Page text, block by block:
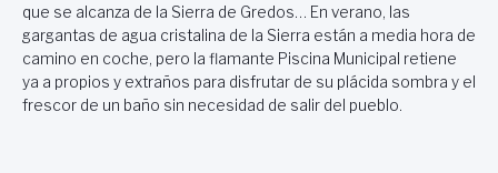
que se alcanza de la Sierra de Gredos… En verano, las
gargantas de agua cristalina de la Sierra están a media hora de
camino en coche, pero la flamante Piscina Municipal retiene
ya a propios y extraños para disfrutar de su plácida sombra y el
frescor de un baño sin necesidad de salir del pueblo.